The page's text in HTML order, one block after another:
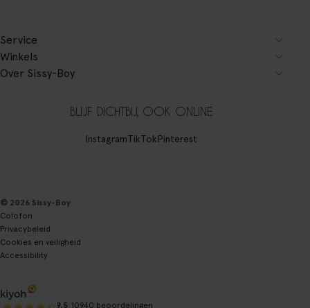
Service
Winkels
Over Sissy-Boy
BLIJF DICHTBIJ, OOK ONLINE
InstagramTikTokPinterest
© 2026 Sissy-Boy
Colofon
Privacybeleid
Cookies en veiligheid
Accessibility
9.5 10940 beoordelingen